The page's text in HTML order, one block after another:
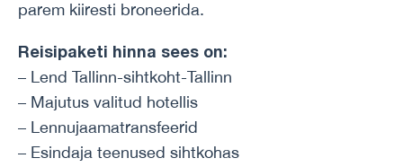
parem kiiresti broneerida.
Reisipaketi hinna sees on:
– Lend Tallinn-sihtkoht-Tallinn
– Majutus valitud hotellis
– Lennujaamatransfeerid
– Esindaja teenused sihtkohas